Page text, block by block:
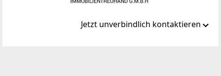
Jetzt unverbindlich kontaktieren